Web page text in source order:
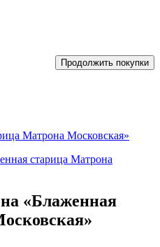
Продолжить покупки
Матрона Московская»
«Блаженная